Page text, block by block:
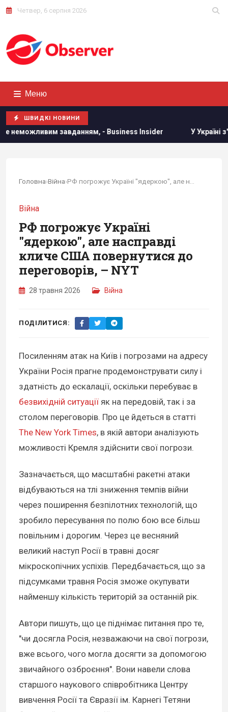
Четвер, 6 серпня 2026
Меню
ШВИДКІ НОВИНИ
завданням, - Business Insider У Україні з'явиться
Головна›Війна›
Війна
РФ погрожує Україні
"ядеркою", але насправді
кличе США повернутися до
переговорів, – NYT
28 травня 2026 Війна
ПОДІЛИТИСЯ:
Посиленням атак на Київ і погрозами на адресу
України Росія прагне продемонструвати силу і
здатність до ескалації, оскільки перебуває в
безвихідній ситуації як на передовій, так і за
столом переговорів. Про це йдеться в статті
The New York Times, в якій автори аналізують
можливості Кремля здійснити свої погрози.
Зазначається, що масштабні ракетні атаки
відбуваються на тлі зниження темпів війни
через поширення безпілотних технологій, що
зробило пересування по полю бою все більш
повільним і дорогим. Через це весняний
великий наступ Росії в травні досяг
мікроскопічних успіхів. Передбачається, що за
підсумками травня Росія зможе окупувати
найменшу кількість територій за останній рік.
Автори пишуть, що це піднімає питання про те,
"чи досягла Росія, незважаючи на свої погрози,
вже всього, чого могла досягти за допомогою
звичайного озброєння". Вони навели слова
старшого наукового співробітника Центру
вивчення Росії та Євразії ім. Карнегі Тетяни